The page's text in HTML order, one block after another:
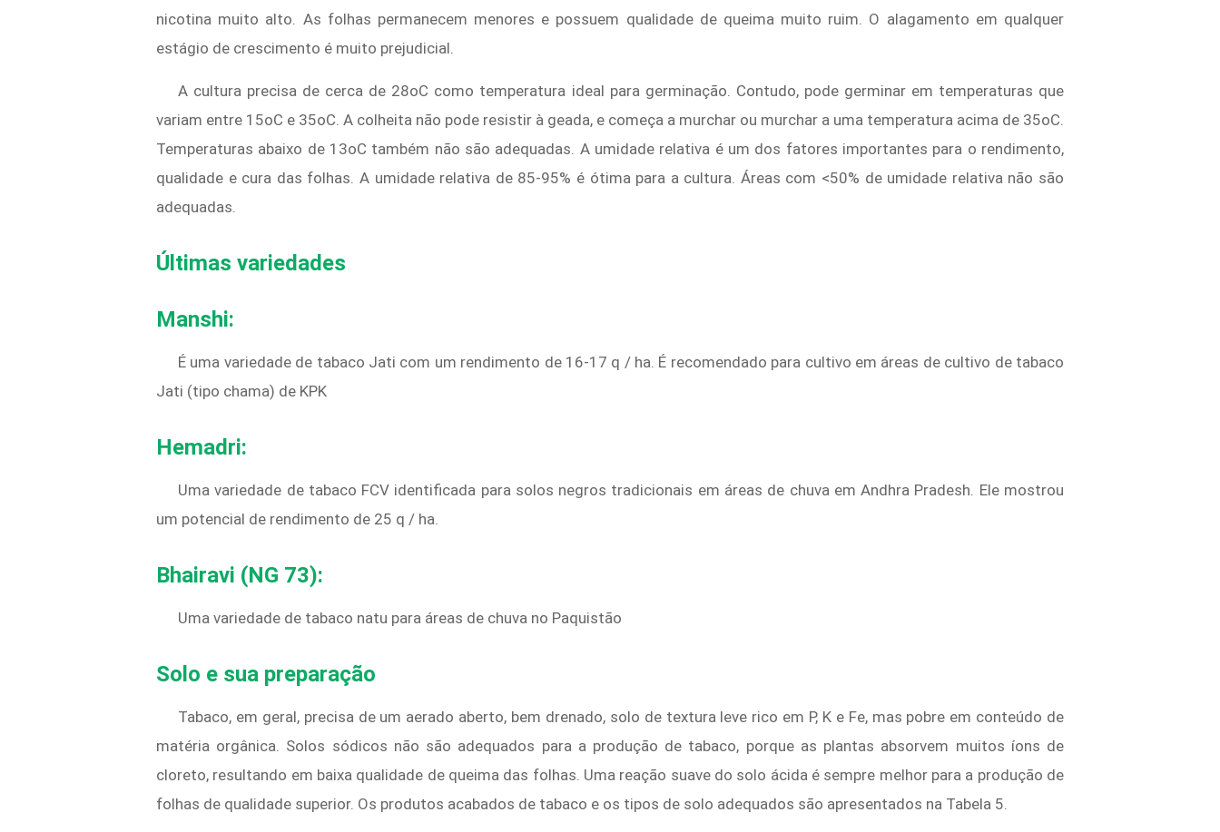
nicotina muito alto. As folhas permanecem menores e possuem qualidade de queima muito ruim. O alagamento em qualquer
estágio de crescimento é muito prejudicial.
A cultura precisa de cerca de 28oC como temperatura ideal para germinação. Contudo, pode germinar em temperaturas que
variam entre 15oC e 35oC. A colheita não pode resistir à geada, e começa a murchar ou murchar a uma temperatura acima de 35oC.
Temperaturas abaixo de 13oC também não são adequadas. A umidade relativa é um dos fatores importantes para o rendimento,
qualidade e cura das folhas. A umidade relativa de 85-95% é ótima para a cultura. Áreas com <50% de umidade relativa não são
adequadas.
Últimas variedades
Manshi:
É uma variedade de tabaco Jati com um rendimento de 16-17 q / ha. É recomendado para cultivo em áreas de cultivo de tabaco
Jati (tipo chama) de KPK
Hemadri:
Uma variedade de tabaco FCV identificada para solos negros tradicionais em áreas de chuva em Andhra Pradesh. Ele mostrou
um potencial de rendimento de 25 q / ha.
Bhairavi (NG 73):
Uma variedade de tabaco natu para áreas de chuva no Paquistão
Solo e sua preparação
Tabaco, em geral, precisa de um aerado aberto, bem drenado, solo de textura leve rico em P, K e Fe, mas pobre em conteúdo de
matéria orgânica. Solos sódicos não são adequados para a produção de tabaco, porque as plantas absorvem muitos íons de
cloreto, resultando em baixa qualidade de queima das folhas. Uma reação suave do solo ácida é sempre melhor para a produção de
folhas de qualidade superior. Os produtos acabados de tabaco e os tipos de solo adequados são apresentados na Tabela 5.